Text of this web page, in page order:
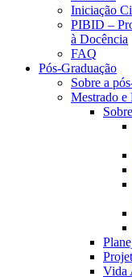
Iniciação
PIBID –
à Docência
FAQ
Pós-Graduação
Sobre a
Mestrado e
Vida